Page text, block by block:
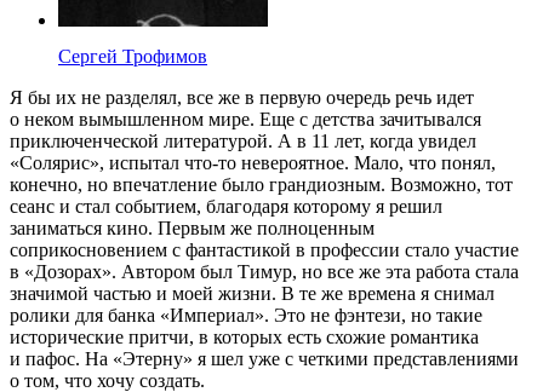
Сергей Трофимов
Я бы их не разделял, все же в первую очередь речь идет
о неком вымышленном мире. Еще с детства зачитывался
приключенческой литературой. А в 11 лет, когда увидел
«Солярис», испытал что-то невероятное. Мало, что понял,
конечно, но впечатление было грандиозным. Возможно, тот
сеанс и стал событием, благодаря которому я решил
заниматься кино. Первым же полноценным
соприкосновением с фантастикой в профессии стало участие
в «Дозорах». Автором был Тимур, но все же эта работа стала
значимой частью и моей жизни. В те же времена я снимал
ролики для банка «Империал». Это не фэнтези, но такие
исторические притчи, в которых есть схожие романтика
и пафос. На «Этерну» я шел уже с четкими представлениями
о том, что хочу создать.